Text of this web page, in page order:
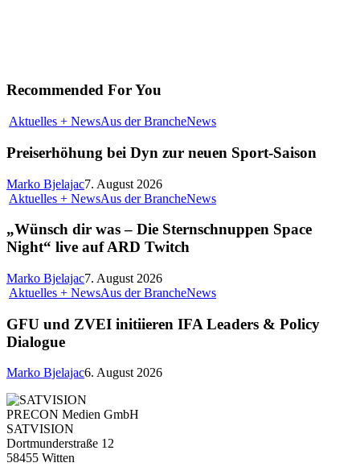
Recommended For You
Aktuelles + NewsAus der BrancheNews
Preiserhöhung bei Dyn zur neuen Sport-Saison
Marko Bjelajac7. August 2026
Aktuelles + NewsAus der BrancheNews
„Wünsch dir was – Die Sternschnuppen Space
Night“ live auf ARD Twitch
Marko Bjelajac7. August 2026
Aktuelles + NewsAus der BrancheNews
GFU und ZVEI initiieren IFA Leaders & Policy
Dialogue
Marko Bjelajac6. August 2026
PRECON Medien GmbH
SATVISION
Dortmunderstraße 12
58455 Witten